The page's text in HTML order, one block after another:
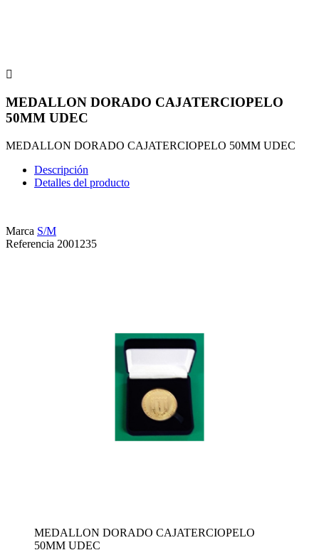

MEDALLON DORADO CAJATERCIOPELO
50MM UDEC
MEDALLON DORADO CAJATERCIOPELO 50MM UDEC
Descripción
Detalles del producto
Marca S/M
Referencia 2001235
MEDALLON DORADO CAJATERCIOPELO
50MM UDEC